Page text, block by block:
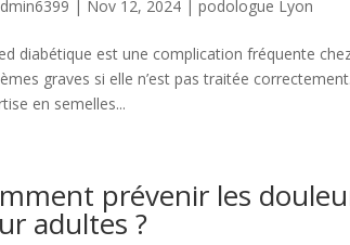
| Nov 12, 2024 |podologue Lyon
diabétique est une complication fréquente
graves si elle n’est pas traitée
en semelles...
prévenir les
adultes ?